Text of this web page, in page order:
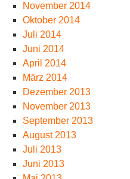
November 2014
Oktober 2014
Juli 2014
Juni 2014
April 2014
März 2014
Dezember 2013
November 2013
September 2013
August 2013
Juli 2013
Juni 2013